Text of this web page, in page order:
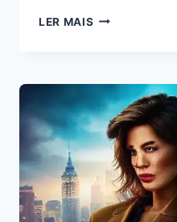
LER MAIS O
FILME
COMPLETO
DUBLADO:
ASSISTA
AGORA
SAIBA
MAIS!